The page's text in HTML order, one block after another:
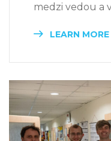
medzi vedou a
LEARN MORE